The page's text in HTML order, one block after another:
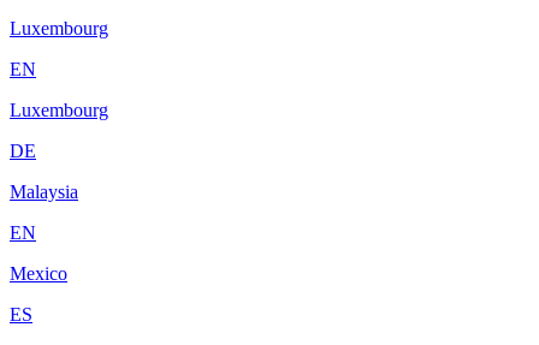
Luxembourg
EN
Luxembourg
DE
Malaysia
EN
Mexico
ES